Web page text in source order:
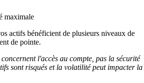
maximale
actifs bénéficient de plusieurs niveaux de
de pointe.
concernent l'accès au compte, pas la sécurité
sont risqués et la volatilité peut impacter la